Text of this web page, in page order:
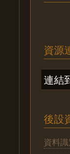
資源
連結
後設
資料識